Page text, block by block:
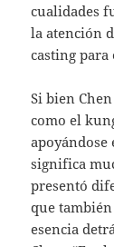
cualidades
la atención
casting para
Si bien
como el
apoyándose
significa
presentó
que
esencia